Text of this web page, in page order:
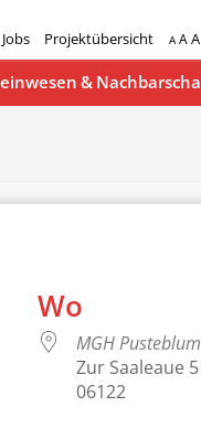
Jobs Projektübersicht A AA
&
Wo
MGH
Zur Saaleaue
06122